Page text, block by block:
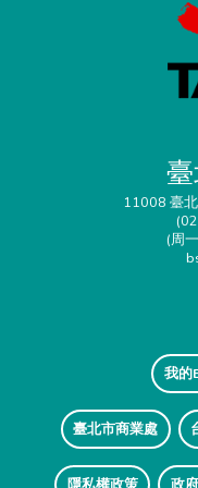
11008 臺
(周
我的
臺北市商業處